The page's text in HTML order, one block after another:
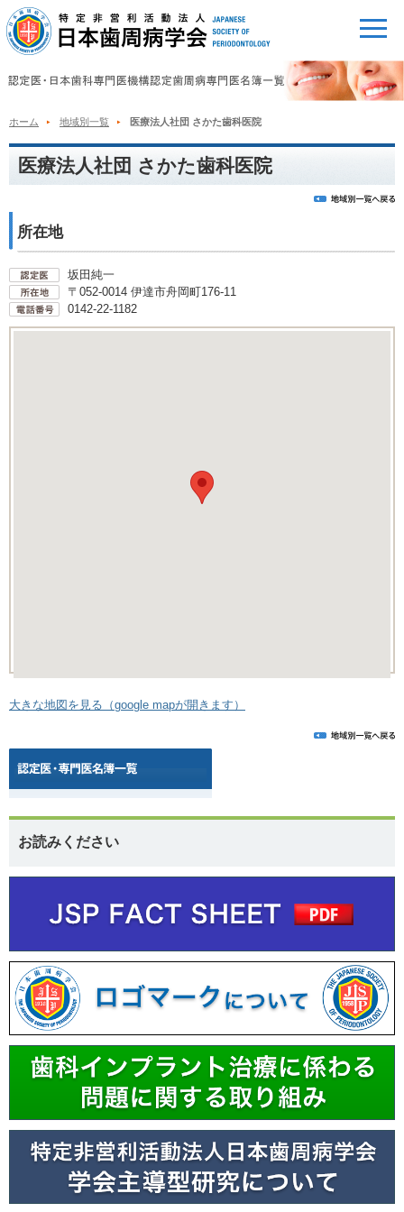
ホーム 地域別一覧 医療法人社団 さかた歯科医院
医療法人社団 さかた歯科医院
所在地
坂田純一
〒052-0014 伊達市舟岡町176-11
0142-22-1182
大きな地図を見る（google mapが開きます）
お読みください